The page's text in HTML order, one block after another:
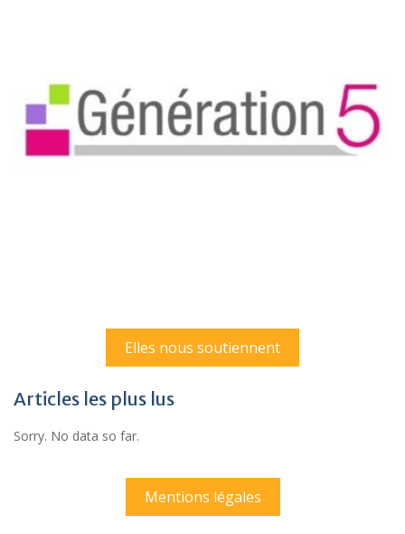
Elles nous soutiennent
Articles les plus lus
Sorry. No data so far.
Mentions légales